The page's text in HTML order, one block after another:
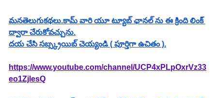
మనతెలుగుకథలు.కామ్ వారి యూ ట్యూబ్ ఛానల్ ను ఈ క్రింది లింక్
ద్వారా చేరుకోవచ్చును.
దయ చేసి సబ్స్క్రయిబ్ చెయ్యండి ( పూర్తిగా ఉచితం ).
https://www.youtube.com/channel/UCP4xPLpOxrVz33
eo1ZjlesQ